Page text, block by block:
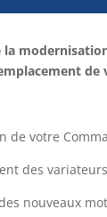
la
de
de votre
des variateurs
nouveaux